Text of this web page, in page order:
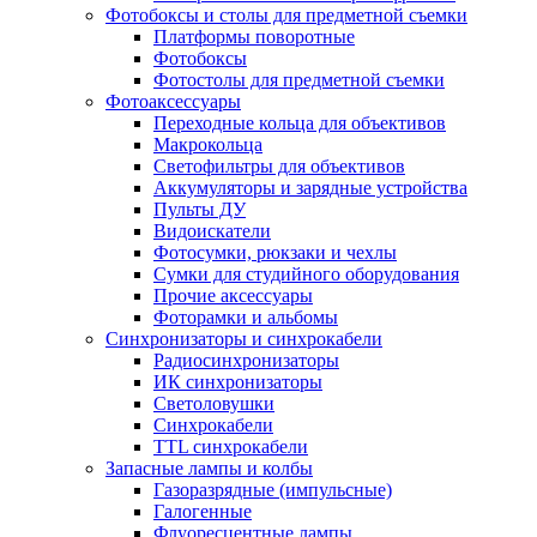
Фотобоксы и столы для предметной съемки
Платформы поворотные
Фотобоксы
Фотостолы для предметной съемки
Фотоаксессуары
Переходные кольца для объективов
Макрокольца
Светофильтры для объективов
Аккумуляторы и зарядные устройства
Пульты ДУ
Видоискатели
Фотосумки, рюкзаки и чехлы
Сумки для студийного оборудования
Прочие аксессуары
Фоторамки и альбомы
Синхронизаторы и синхрокабели
Радиосинхронизаторы
ИК синхронизаторы
Светоловушки
Синхрокабели
TTL синхрокабели
Запасные лампы и колбы
Газоразрядные (импульсные)
Галогенные
Флуоресцентные лампы